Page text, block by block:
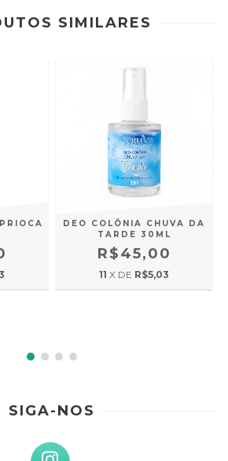
SIMILARES
DEO COLÔNIA CHUVA DA
TARDE 30ML
R$45,00
11 X DE R$5,03
SIGA-NOS